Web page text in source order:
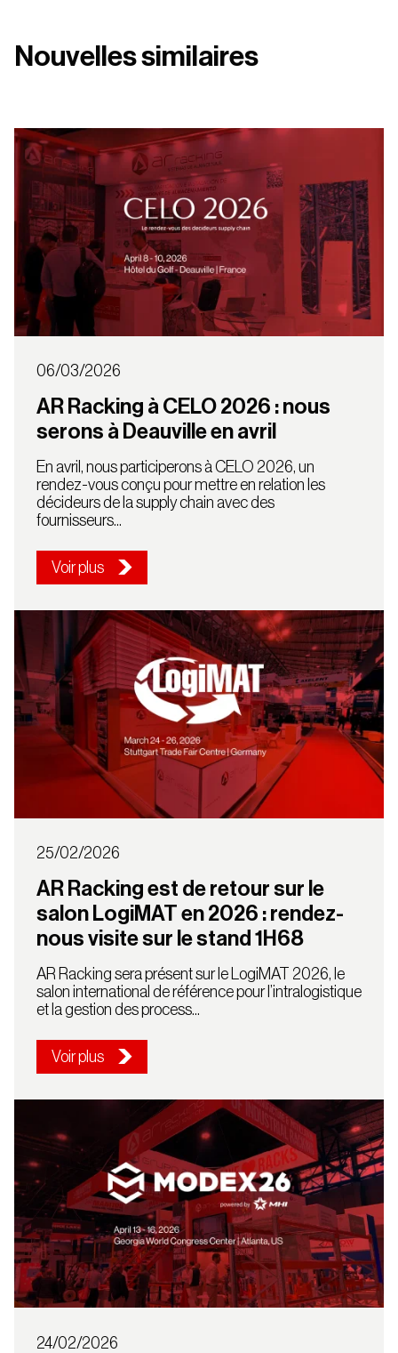
Sélectionnez votre
pays
País
Continuer
Colis
Rayonnages
Nouvelles similaires
06/03/2026
AR Racking à CELO 2026 : nous
serons à Deauville en avril
En avril, nous participerons à CELO 2026, un
rendez-vous conçu pour mettre en relation les
décideurs de la supply chain avec des
fournisseurs...
Voir plus
25/02/2026
AR Racking est de retour sur le
salon LogiMAT en 2026 : rendez-
nous visite sur le stand 1H68
AR Racking sera présent sur le LogiMAT 2026, le
salon international de référence pour l’intralogistique
et la gestion des process...
Voir plus
24/02/2026